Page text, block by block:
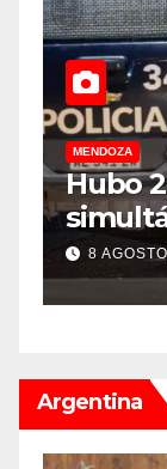
MENDOZA
Hubo
Godoy
8
Argentina